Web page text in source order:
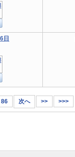
日
86 次へ >> >>>